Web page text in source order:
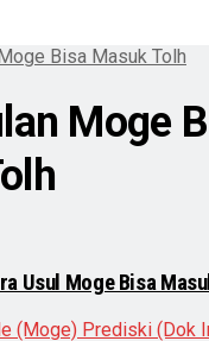
Bisa Masuk Tolh
Moge
Usul Moge Bisa